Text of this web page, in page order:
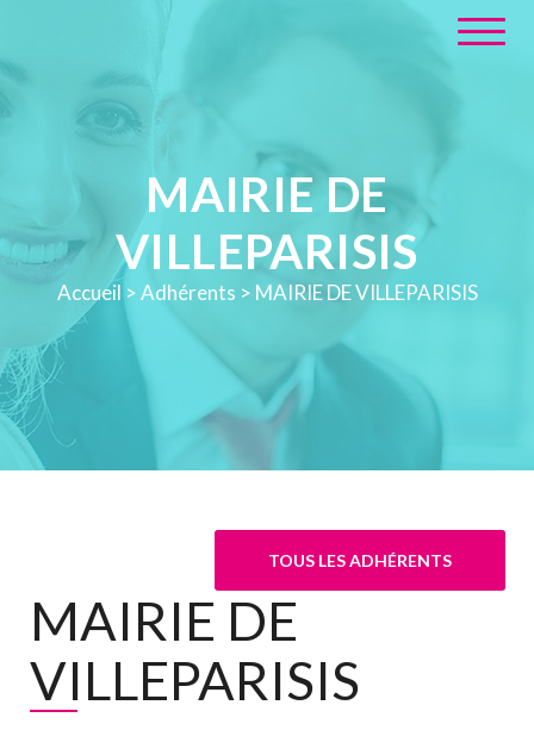
MAIRIE DE
VILLEPARISIS
Accueil >Adhérents > MAIRIE DE VILLEPARISIS
TOUS LES ADHÉRENTS
MAIRIE DE
VILLEPARISIS